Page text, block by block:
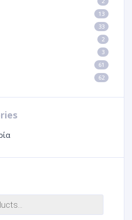
13
33
2
3
61
62